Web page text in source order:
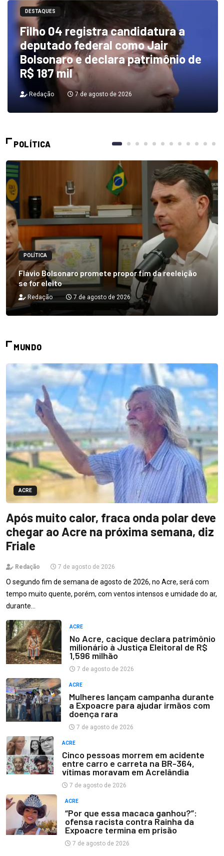
DESTAQUES
Filho 04 registra candidatura a
deputado federal como Jair
Bolsonaro e declara patrimônio de
R$ 187 mil
Redação 7 de agosto de 2026
POLÍTICA
POLÍTICA
Flávio Bolsonaro promete propor fim da reeleição
se for eleito
Redação 7 de agosto de 2026
MUNDO
ACRE
Após muito calor, fraca onda polar deve
chegar ao Acre na próxima semana, diz
Friale
Redação 7 de agosto de 2026
O segundo fim de semana de agosto de 2026, no Acre, será com
tempo muito quente, porém, com ventos intensos e umidade do ar,
durante…
ACRE
No Acre, cacique declara patrimônio
milionário à Justiça Eleitoral de R$
1,596 milhão
7 de agosto de 2026
ACRE
Mulheres lançam campanha durante
a Expoacre para ajudar irmãos com
doença rara
7 de agosto de 2026
ACRE
Cinco pessoas morrem em acidente
entre carro e carreta na BR-364,
vítimas moravam em Acrelândia
7 de agosto de 2026
ACRE
“Por que essa macaca ganhou?”:
ofensa racista contra Rainha da
Expoacre termina em prisão
7 de agosto de 2026